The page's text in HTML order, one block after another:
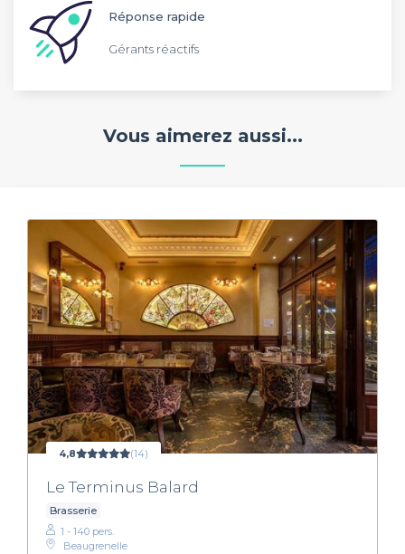
Réponse rapide
Gérants réactifs
Vous aimerez aussi...
4,8 (14)
Le Terminus Balard
Brasserie
1 - 140 pers.
Beaugrenelle